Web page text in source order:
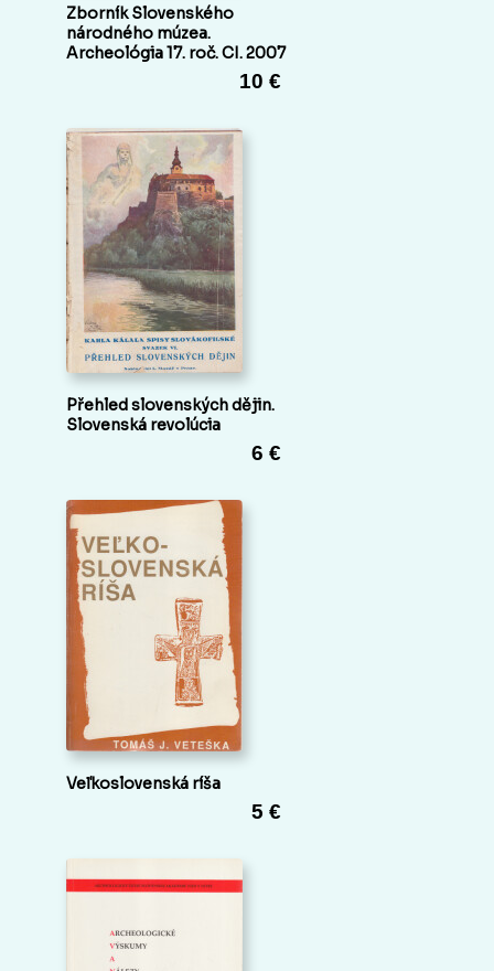
Zborník Slovenského
národného múzea.
Archeológia 17. roč. CI. 2007
10 €
Přehled slovenských dějin.
Slovenská revolúcia
6 €
Veľkoslovenská ríša
5 €